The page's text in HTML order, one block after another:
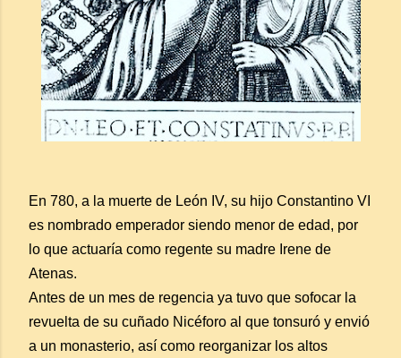
En 780, a la muerte de León IV, su hijo Constantino VI
es nombrado emperador siendo menor de edad, por
lo que actuaría como regente su madre Irene de
Atenas.
Antes de un mes de regencia ya tuvo que sofocar la
revuelta de su cuñado Nicéforo al que tonsuró y envió
a un monasterio, así como reorganizar los altos